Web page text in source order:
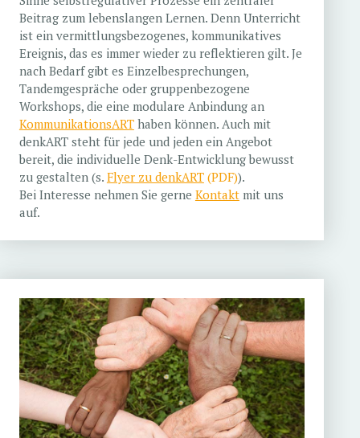
Beitrag zum lebenslangen Lernen. Denn Unterricht
ist ein vermittlungsbezogenes, kommunikatives
Ereignis, das es immer wieder zu reflektieren gilt. Je
nach Bedarf gibt es Einzelbesprechungen,
Tandemgespräche oder gruppenbezogene
Workshops, die eine modulare Anbindung an
KommunikationsARThaben können. Auch mit
denkART steht für jede und jeden ein Angebot
bereit, die individuelle Denk-Entwicklung bewusst
zu gestalten (s. Flyer zu denkART
).
Bei Interesse nehmen Sie gerne Kontaktmit uns
auf.